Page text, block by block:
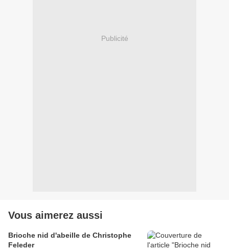
Publicité
Vous aimerez aussi
Brioche nid d'abeille de Christophe
Feleder